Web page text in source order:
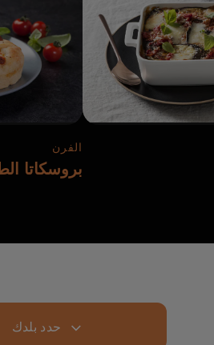
الفرن
بروسكاتا
حدد بلدك